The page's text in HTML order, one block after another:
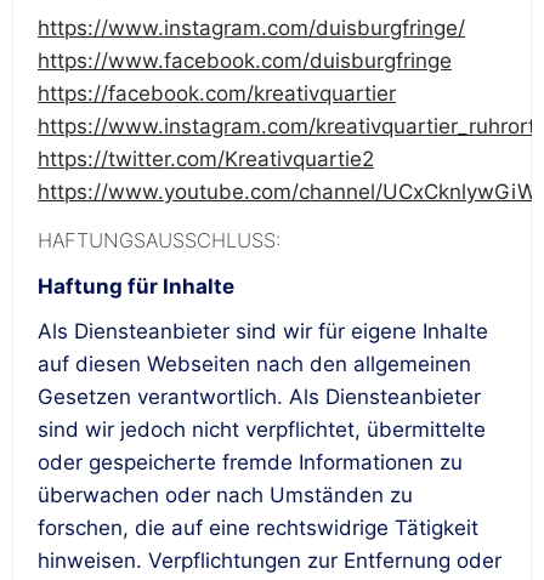
https://www.instagram.com/duisburgfringe/
https://www.facebook.com/duisburgfringe
https://facebook.com/kreativquartier
https://www.instagram.com/kreativquartier_ruhrort/
https://twitter.com/Kreativquartie2
https://www.youtube.com/channel/
HAFTUNGSAUSSCHLUSS:
Haftung für Inhalte
Als Diensteanbieter sind wir für eigene Inhalte
auf diesen Webseiten nach den allgemeinen
Gesetzen verantwortlich. Als Diensteanbieter
sind wir jedoch nicht verpflichtet, übermittelte
oder gespeicherte fremde Informationen zu
überwachen oder nach Umständen zu
forschen, die auf eine rechtswidrige Tätigkeit
hinweisen. Verpflichtungen zur Entfernung oder